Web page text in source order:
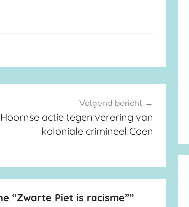
Volgend bericht
Hoornse actie tegen verering van
koloniale crimineel Coen
“Zwarte Piet is racisme””